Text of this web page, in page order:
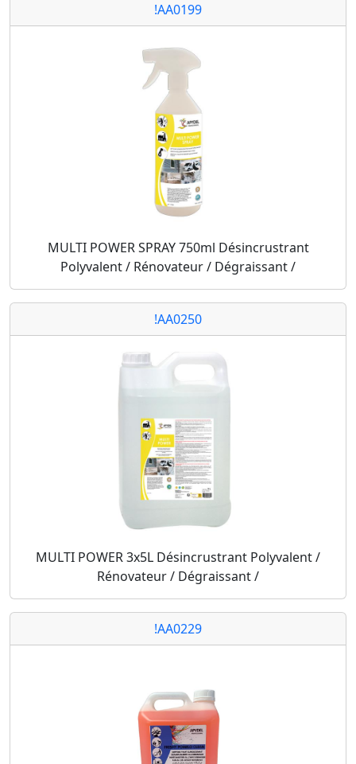
!AA0199
MULTI POWER SPRAY 750ml Désincrustrant
Polyvalent / Rénovateur / Dégraissant /
!AA0250
MULTI POWER 3x5L Désincrustrant Polyvalent /
Rénovateur / Dégraissant /
!AA0229